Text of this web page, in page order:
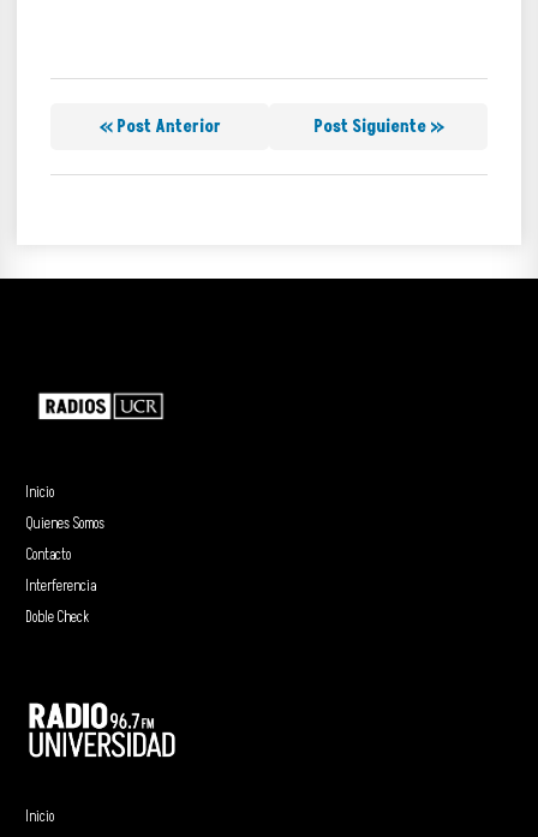
« Post Anterior Post Siguiente »
Inicio
Quienes Somos
Contacto
Interferencia
Doble Check
Inicio